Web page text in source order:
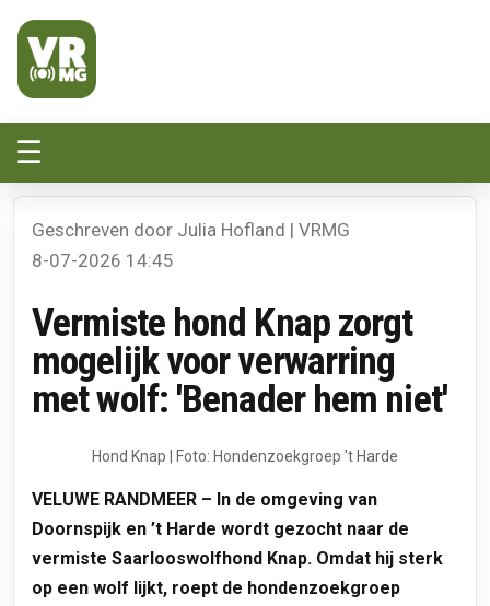
☰
Geschreven door Julia Hofland | VRMG
8-07-2026 14:45
Vermiste hond Knap zorgt
mogelijk voor verwarring
met wolf: 'Benader hem niet'
Hond Knap | Foto: Hondenzoekgroep 't Harde
VELUWE RANDMEER – In de omgeving van
Doornspijk en ’t Harde wordt gezocht naar de
vermiste Saarlooswolfhond Knap. Omdat hij sterk
op een wolf lijkt, roept de hondenzoekgroep